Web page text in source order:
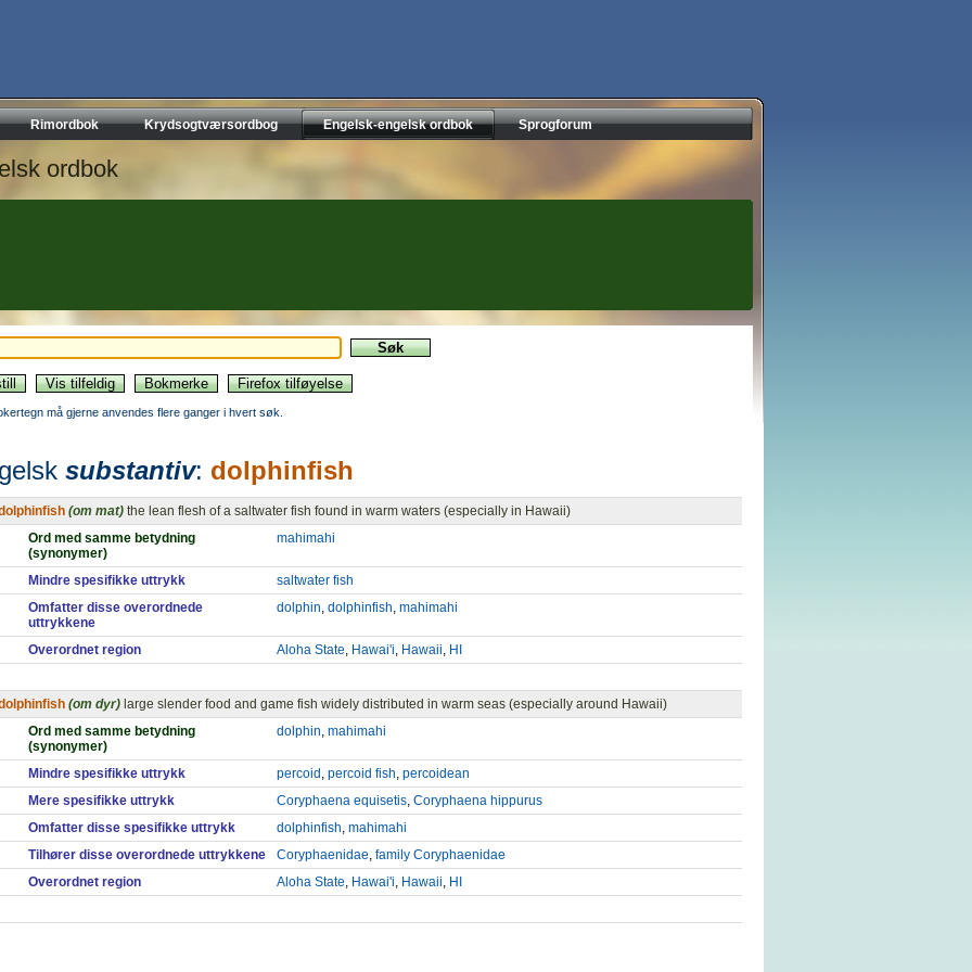
Rimordbok Krydsogtværsordbog Engelsk-engelsk ordbok Sprogforum
ordbok
må gjerne anvendes flere ganger i hvert søk.
substantiv: dolphinfish
(om mat) the lean flesh of a saltwater fish found in warm waters (especially in Hawaii)
Ord med samme betydning
(synonymer)
mahimahi
Mindre spesifikke uttrykk
saltwater fish
Omfatter disse overordnede
uttrykkene
dolphin, dolphinfish, mahimahi
Overordnet region Aloha State, Hawai'i, Hawaii, HI
(om dyr) large slender food and game fish widely distributed in warm seas (especially around Hawaii)
Ord med samme betydning
(synonymer)
dolphin, mahimahi
Mindre spesifikke uttrykk percoid , percoid fish, percoidean
Mere spesifikke uttrykk
Coryphaena equisetis, Coryphaena hippurus
Omfatter disse spesifikke uttrykk
dolphinfish, mahimahi
Tilhører disse overordnede uttrykkene
Coryphaenidae, family Coryphaenidae
Overordnet region
Aloha State, Hawai'i, Hawaii, HI